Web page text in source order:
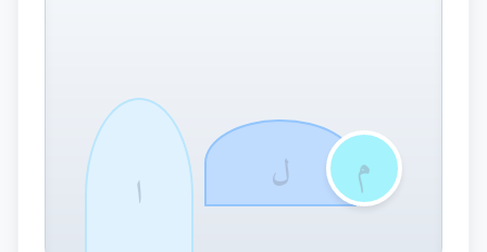
ا ل م